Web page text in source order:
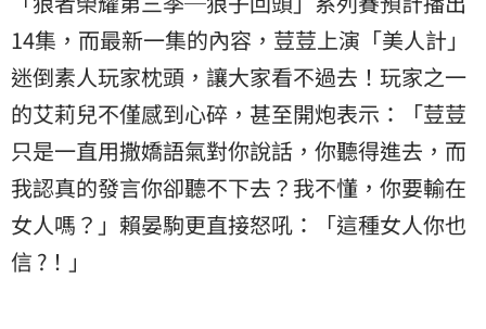
14集，而最新一集的內容，荳荳上演「美人計」
迷倒素人玩家枕頭，讓大家看不過去！玩家之一
的艾莉兒不僅感到心碎，甚至開炮表示：「荳荳
只是一直用撒嬌語氣對你說話，你聽得進去，而
我認真的發言你卻聽不下去？我不懂，你要輸在
女人嗎？」賴晏駒更直接怒吼：「這種女人你也
信 ?！」